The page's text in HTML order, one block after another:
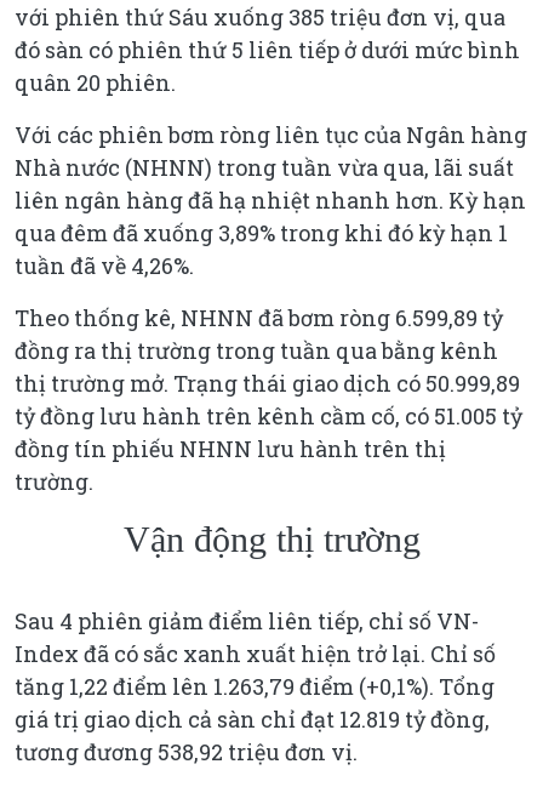
với phiên thứ Sáu xuống 385 triệu đơn vị, qua
đó sàn có phiên thứ 5 liên tiếp ở dưới mức bình
quân 20 phiên.
Với các phiên bơm ròng liên tục của Ngân hàng
Nhà nước (NHNN) trong tuần vừa qua, lãi suất
liên ngân hàng đã hạ nhiệt nhanh hơn. Kỳ hạn
qua đêm đã xuống 3,89% trong khi đó kỳ hạn 1
tuần đã về 4,26%.
Theo thống kê, NHNN đã bơm ròng 6.599,89 tỷ
đồng ra thị trường trong tuần qua bằng kênh
thị trường mở. Trạng thái giao dịch có 50.999,89
tỷ đồng lưu hành trên kênh cầm cố, có 51.005 tỷ
đồng tín phiếu NHNN lưu hành trên thị
trường.
Vận động thị trường
Sau 4 phiên giảm điểm liên tiếp, chỉ số VN-
Index đã có sắc xanh xuất hiện trở lại. Chỉ số
tăng 1,22 điểm lên 1.263,79 điểm (+0,1%). Tổng
giá trị giao dịch cả sàn chỉ đạt 12.819 tỷ đồng,
tương đương 538,92 triệu đơn vị.